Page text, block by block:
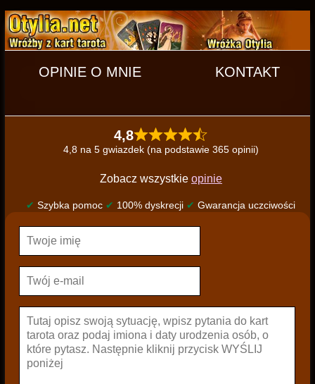
OPINIE O MNIE KONTAKT
4,8
4,8 na 5 gwiazdek (na podstawie 365 opinii)
Zobacz wszystkie opinie
✔ Szybka pomoc ✔ 100% dyskrecji ✔ Gwarancja uczciwości